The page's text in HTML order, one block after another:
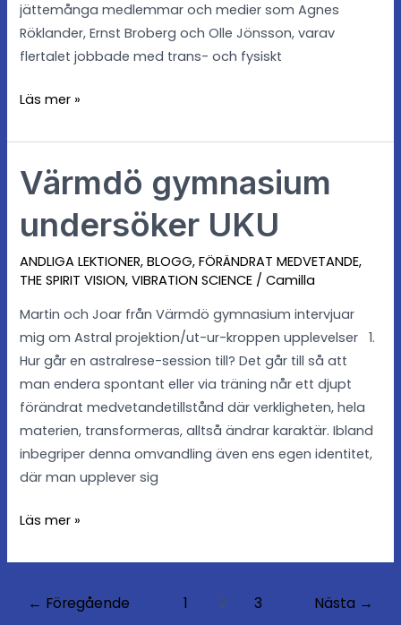
jättemånga medlemmar och medier som Agnes
Röklander, Ernst Broberg och Olle Jönsson, varav
flertalet jobbade med trans- och fysiskt
Läs mer »
Värmdö gymnasium
undersöker UKU
ANDLIGA LEKTIONER,BLOGG,FÖRÄNDRAT MEDVETANDE,
THE SPIRIT VISION,VIBRATION SCIENCE /Camilla
Martin och Joar från Värmdö gymnasium intervjuar
mig om Astral projektion/ut-ur-kroppen upplevelser 1.
Hur går en astralrese-session till? Det går till så att
man endera spontant eller via träning når ett djupt
förändrat medvetandetillstånd där verkligheten, hela
materien, transformeras, alltså ändrar karaktär. Ibland
inbegriper denna omvandling även ens egen identitet,
där man upplever sig
Värmdö
gymnasium
undersöker
UKU
Läs mer »
← Föregående 1 2 3 Nästa →